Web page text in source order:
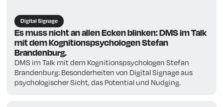
Digital Signage
Es muss nicht an allen Ecken blinken: DMS im Talk
mit dem Kognitionspsychologen Stefan
Brandenburg.
DMS im Talk mit dem Kognitionspsychologen Stefan
Brandenburg: Besonderheiten von Digital Signage aus
psychologischer Sicht, das Potential und Nudging.